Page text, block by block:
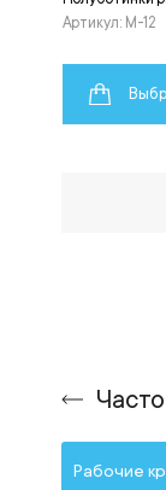
Артикул: M-12
Рабочие